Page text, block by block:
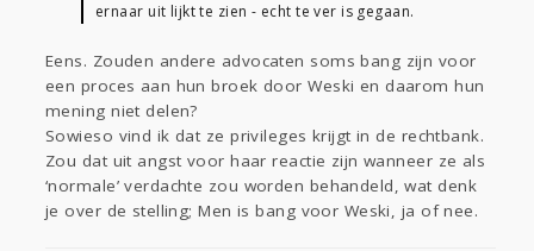
ernaar uit lijkt te zien - echt te ver is gegaan.
Eens. Zouden andere advocaten soms bang zijn voor
een proces aan hun broek door Weski en daarom hun
mening niet delen?
Sowieso vind ik dat ze privileges krijgt in de rechtbank.
Zou dat uit angst voor haar reactie zijn wanneer ze als
‘normale’ verdachte zou worden behandeld, wat denk
je over de stelling; Men is bang voor Weski, ja of nee.